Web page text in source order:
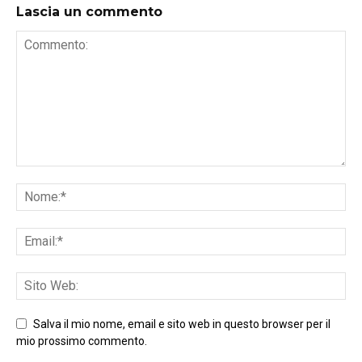
Lascia un commento
Salva il mio nome, email e sito web in questo browser per il
mio prossimo commento.